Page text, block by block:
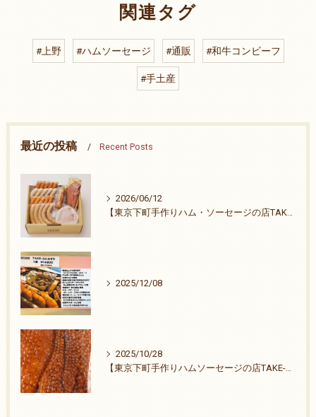
関連タグ
#上野 #ハムソーセージ #通販 #和牛コンビーフ
#手土産
最近の投稿 Recent Posts
2026/06/12
【東京下町手作りハム・ソーセージの店TAKE-ZO】祭りも終わりました。
2025/12/08
2025/10/28
【東京下町手作りハムソーセージの店TAKE-ZO】ご無沙汰致しました。26周年ありがとうございます。